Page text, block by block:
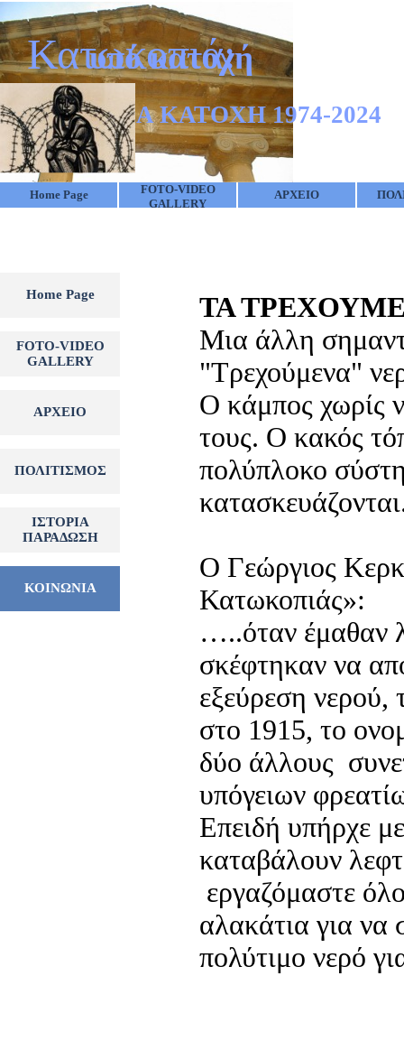
Go to content
Κατωκοπιά:
υπό κατοχή
50 ΧΡΟΝΙΑ ΚΑΤΟΧΗ 1974-2024
Home Page
FOTO-VIDEO
GALLERY
▼
ΑΡΧΕΙΟ
Home Page
FOTO-VIDEO
GALLERY
ΑΡΧΕΙΟ
ΠΟΛΙΤΙΣΜΟΣ
ΙΣΤΟΡΙΑ
ΠΑΡΑΔΩΣΗ
ΚΟΙΝΩΝΙΑ
ΤΑ
Μια άλλη
"Τρεχούμενα"
Ο κάμπος χωρίς
τους. Ο κακός
πολύπλοκο
Ο Γεώργιος
Κατωκοπιάς»:
…..όταν έμαθαν
σκέφτηκαν να
εξεύρεση νερού,
στο 1915, το
δύο άλλους
υπόγειων
Επειδή υπήρχε
καταβάλουν
εργαζόμαστε
αλακάτια για να
πολύτιμο νερό